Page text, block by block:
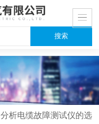
分析电缆故障测试仪的选